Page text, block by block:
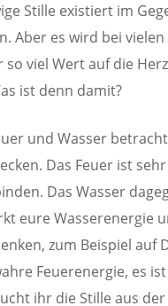
Stille existiert im
Aber es wird bei
viel Wert auf die
ist denn damit?
und Wasser
Das Feuer ist
Das Wasser
eure Wasserenergie
zum Beispiel auf
Feuerenergie, es
ihr die Stille aus